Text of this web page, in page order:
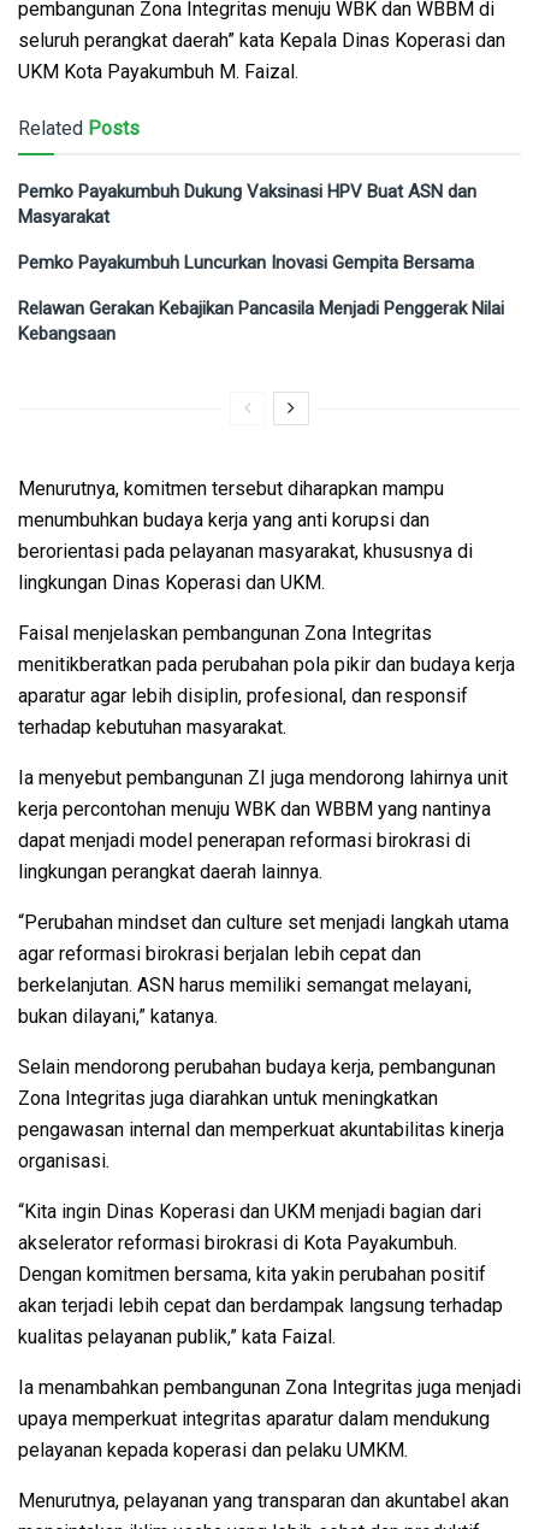
pembangunan Zona Integritas menuju WBK dan WBBM di
seluruh perangkat daerah” kata Kepala Dinas Koperasi dan
UKM Kota Payakumbuh M. Faizal.
Related Posts
Pemko Payakumbuh Dukung Vaksinasi HPV Buat ASN dan
Masyarakat
Pemko Payakumbuh Luncurkan Inovasi Gempita Bersama
Relawan Gerakan Kebajikan Pancasila Menjadi Penggerak Nilai
Kebangsaan
Menurutnya, komitmen tersebut diharapkan mampu
menumbuhkan budaya kerja yang anti korupsi dan
berorientasi pada pelayanan masyarakat, khususnya di
lingkungan Dinas Koperasi dan UKM.
Faisal menjelaskan pembangunan Zona Integritas
menitikberatkan pada perubahan pola pikir dan budaya kerja
aparatur agar lebih disiplin, profesional, dan responsif
terhadap kebutuhan masyarakat.
Ia menyebut pembangunan ZI juga mendorong lahirnya unit
kerja percontohan menuju WBK dan WBBM yang nantinya
dapat menjadi model penerapan reformasi birokrasi di
lingkungan perangkat daerah lainnya.
“Perubahan mindset dan culture set menjadi langkah utama
agar reformasi birokrasi berjalan lebih cepat dan
berkelanjutan. ASN harus memiliki semangat melayani,
bukan dilayani,” katanya.
Selain mendorong perubahan budaya kerja, pembangunan
Zona Integritas juga diarahkan untuk meningkatkan
pengawasan internal dan memperkuat akuntabilitas kinerja
organisasi.
“Kita ingin Dinas Koperasi dan UKM menjadi bagian dari
akselerator reformasi birokrasi di Kota Payakumbuh.
Dengan komitmen bersama, kita yakin perubahan positif
akan terjadi lebih cepat dan berdampak langsung terhadap
kualitas pelayanan publik,” kata Faizal.
Ia menambahkan pembangunan Zona Integritas juga menjadi
upaya memperkuat integritas aparatur dalam mendukung
pelayanan kepada koperasi dan pelaku UMKM.
Menurutnya, pelayanan yang transparan dan akuntabel akan